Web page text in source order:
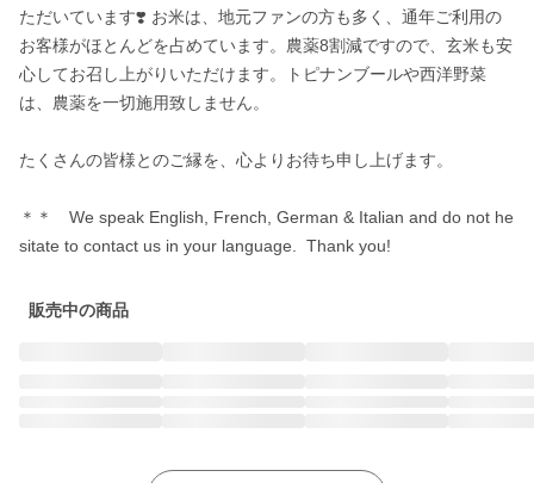
ただいています❣️ お米は、地元ファンの方も多く、通年ご利用の
お客様がほとんどを占めています。農薬8割減ですので、玄米も安
心してお召し上がりいただけます。トピナンブールや西洋野菜
は、農薬を一切施用致しません。
たくさんの皆様とのご縁を、心よりお待ち申し上げます。
＊＊　We speak English, French, German & Italian and do not he
sitate to contact us in your language.  Thank you!
販売中の商品